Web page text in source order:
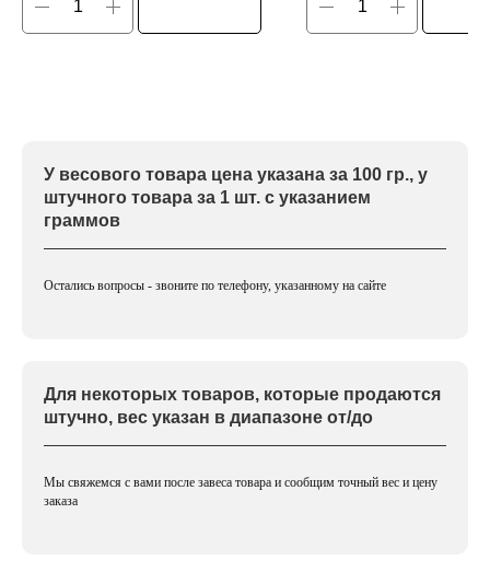
У весового товара цена указана за 100 гр., у
штучного товара за 1 шт. с указанием
граммов
Остались вопросы - звоните по телефону, указанному на сайте
Для некоторых товаров, которые продаются
штучно, вес указан в диапазоне от/до
Мы свяжемся с вами после завеса товара и сообщим точный вес и цену
заказа